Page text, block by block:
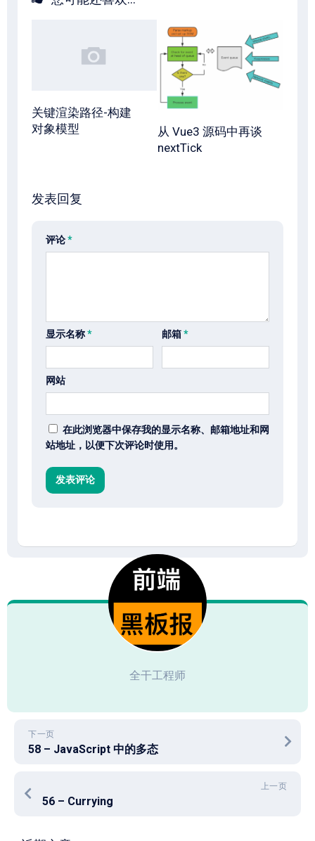
关键渲染路径-构建
对象模型
从 Vue3 源码中再谈
nextTick
发表回复
评论*
显示名称* 邮箱*
网站
在此浏览器中保存我的显示名称、邮箱地址和网
站地址，以便下次评论时使用。
全干工程师
下一页
58 – JavaScript 中的多态
上一页
56 – Currying